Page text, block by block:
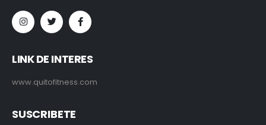
LINK DE INTERES
www.quitofitness.com
SUSCRIBETE